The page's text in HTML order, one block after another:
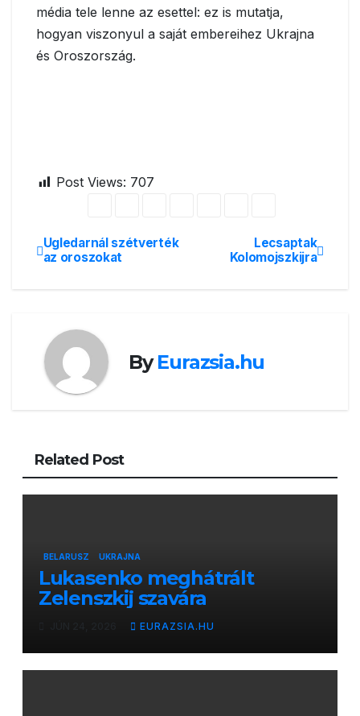
média tele lenne az esettel: ez is mutatja,
hogyan viszonyul a saját embereihez Ukrajna
és Oroszország.
Post Views: 707
Bejegyzés
Lecsaptak
Kolomojszkijra
Ugledarnál szétverték
az oroszokat
ByEurazsia.hu
Related Post
BELARUSZ UKRAJNA
Lukasenko meghátrált
Zelenszkij szavára
EURAZSIA.HU